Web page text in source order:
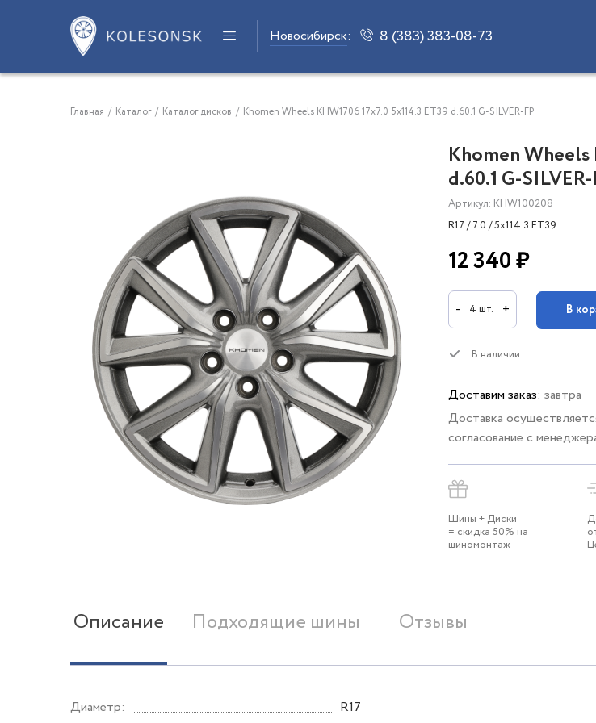
Новосибирск: 8 (383) 383-08-73
Главная / Каталог / Каталог дисков / Khomen Wheels KHW1706 17x7.0 5x114.3 ET39 d.60.1 G-SILVER-FP
Khomen Wheels
d.60.1 G-SILVER-
Артикул: KHW100208
R17 / 7.0 / 5x114.3 ET39
12 340 ₽
- 4 шт. + В
В наличии
Доставим заказ: завтра
Доставка
согласование с
Шины + Диски
= скидка 50% на
шиномонтаж
Описание Подходящие шины Отзывы
Диаметр:
R17